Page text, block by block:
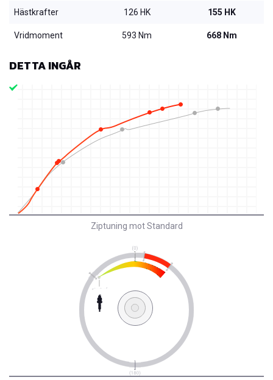
Hästkrafter 126 HK 155 HK
Vridmoment 593 Nm 668 Nm
DETTA INGÅR
Ziptuning mot Standard